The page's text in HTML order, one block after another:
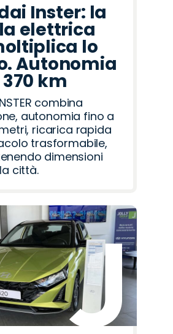
Inster: la
elettrica
lo
Autonomia
km
combina
autonomia fino a
ricarica rapida
trasformabile,
dimensioni
città.